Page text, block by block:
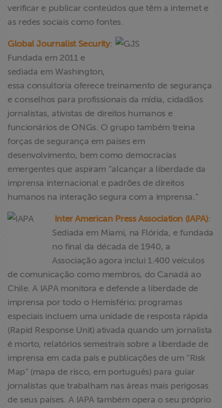
verificar e publicar conteúdos que têm a internet e
as redes sociais como fontes.
Global Journalist Security:
Fundada em 2011 e
sediada em Washington,
essa consultoria oferece treinamento de segurança
e conselhos para profissionais da mídia, cidadãos
jornalistas, ativistas de direitos humanos e
funcionários de ONGs. O grupo também treina
forças de segurança em países em
desenvolvimento, bem como democracias
emergentes que aspiram “alcançar a liberdade da
imprensa internacional e padrões de direitos
humanos na interação segura com a imprensa.”
Inter American Press Association (IAPA):
Sediada em Miami, na Flórida, e fundada
no final da década de 1940, a
Associação agora inclui 1.400 veículos
de comunicação como membros, do Canadá ao
Chile. A IAPA monitora e defende a liberdade de
imprensa por todo o Hemisfério; programas
especiais incluem uma unidade de resposta rápida
(Rapid Response Unit) ativada quando um jornalista
é morto, relatórios semestrais sobre a liberdade de
imprensa em cada país e publicações de um “Risk
Map” (mapa de risco, em português) para guiar
jornalistas que trabalham nas áreas mais perigosas
de seus países. A IAPA também opera o seu próprio